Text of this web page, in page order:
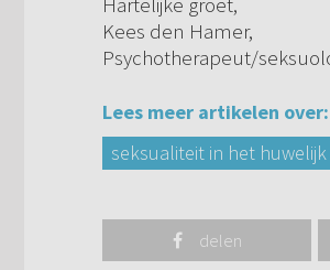
Kees den Hamer,
Psychotherapeut/
Lees meer artikelen over:
seksualiteit in het huwelijk
delen